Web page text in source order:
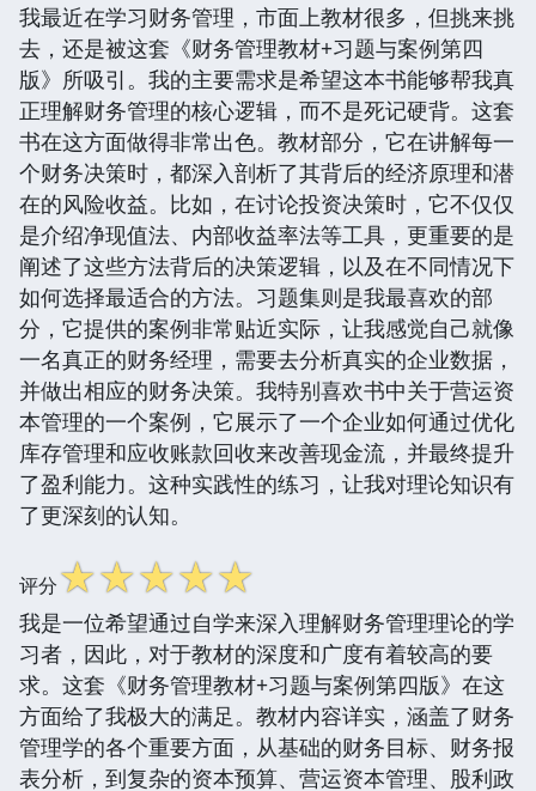
我最近在学习财务管理，市面上教材很多，但挑来挑
去，还是被这套《财务管理教材+习题与案例第四
版》所吸引。我的主要需求是希望这本书能够帮我真
正理解财务管理的核心逻辑，而不是死记硬背。这套
书在这方面做得非常出色。教材部分，它在讲解每一
个财务决策时，都深入剖析了其背后的经济原理和潜
在的风险收益。比如，在讨论投资决策时，它不仅仅
是介绍净现值法、内部收益率法等工具，更重要的是
阐述了这些方法背后的决策逻辑，以及在不同情况下
如何选择最适合的方法。习题集则是我最喜欢的部
分，它提供的案例非常贴近实际，让我感觉自己就像
一名真正的财务经理，需要去分析真实的企业数据，
并做出相应的财务决策。我特别喜欢书中关于营运资
本管理的一个案例，它展示了一个企业如何通过优化
库存管理和应收账款回收来改善现金流，并最终提升
了盈利能力。这种实践性的练习，让我对理论知识有
了更深刻的认知。
评分☆☆☆☆☆
我是一位希望通过自学来深入理解财务管理理论的学
习者，因此，对于教材的深度和广度有着较高的要
求。这套《财务管理教材+习题与案例第四版》在这
方面给了我极大的满足。教材内容详实，涵盖了财务
管理学的各个重要方面，从基础的财务目标、财务报
表分析，到复杂的资本预算、营运资本管理、股利政